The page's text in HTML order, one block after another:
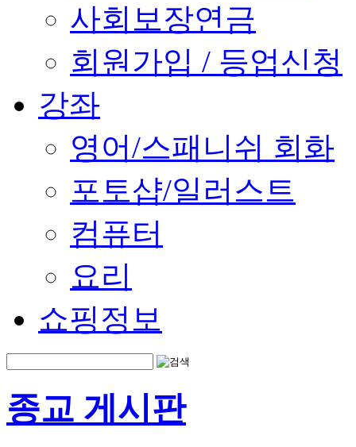
사회보장연금
회원가입 / 등업신청
강좌
영어/스패니쉬 회화
포토샵/일러스트
컴퓨터
요리
쇼핑정보
종교 게시판